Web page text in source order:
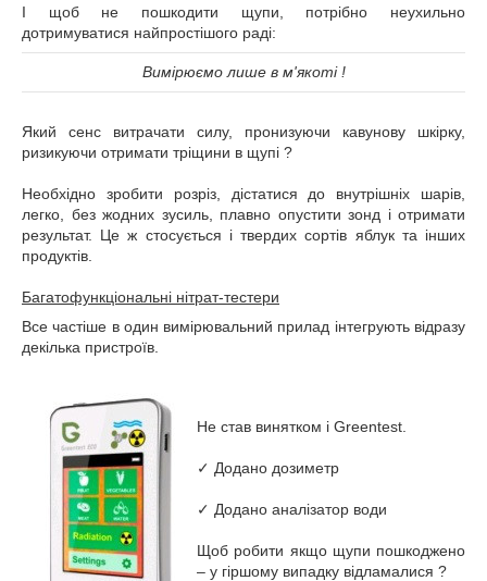
І щоб не пошкодити щупи, потрібно неухильно
дотримуватися найпростішого раді:
Вимірюємо лише в м'якоті !
Який сенс витрачати силу, пронизуючи кавунову шкірку,
ризикуючи отримати тріщини в щупі ?
Необхідно зробити розріз, дістатися до внутрішніх шарів,
легко, без жодних зусиль, плавно опустити зонд і отримати
результат. Це ж стосується і твердих сортів яблук та інших
продуктів.
Багатофункціональні нітрат-тестери
Все частіше в один вимірювальний прилад інтегрують відразу
декілька пристроїв.
Не став винятком і Greentest.
✓ Додано дозиметр
✓ Додано аналізатор води
Щоб робити якщо щупи пошкоджено
– у гіршому випадку відламалися ?